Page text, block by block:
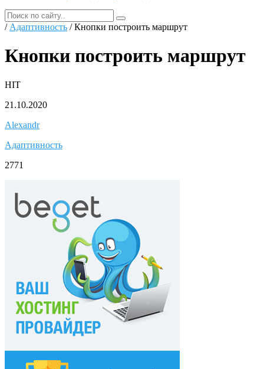
/ Адаптивность / Кнопки построить маршрут
Кнопки построить маршрут
HIT
21.10.2020
Alexandr
Адаптивность
2771